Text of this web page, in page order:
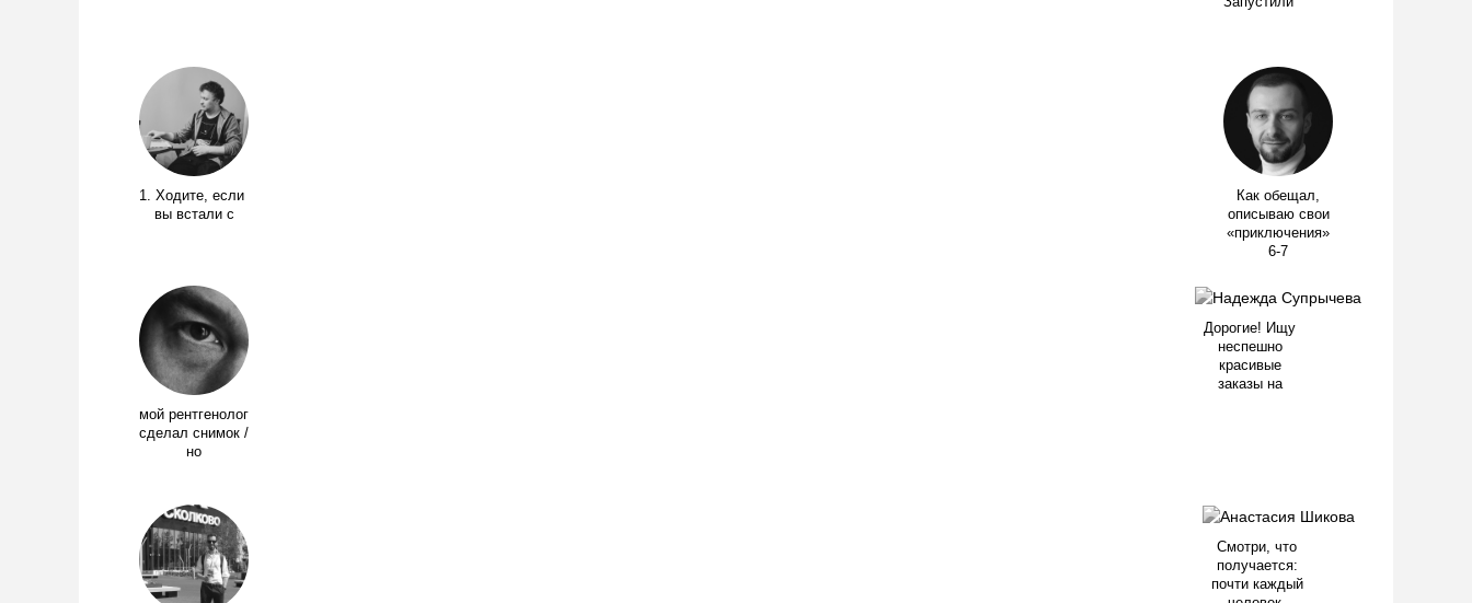
1. Ходите, если
вы встали с
мой рентгенолог
сделал снимок /
но
Как обещал,
описываю свои
«приключения»
6-7
Дорогие! Ищу
неспешно
красивые
заказы на
Смотри, что
получается:
почти каждый